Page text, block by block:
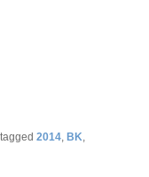
2014, BK,